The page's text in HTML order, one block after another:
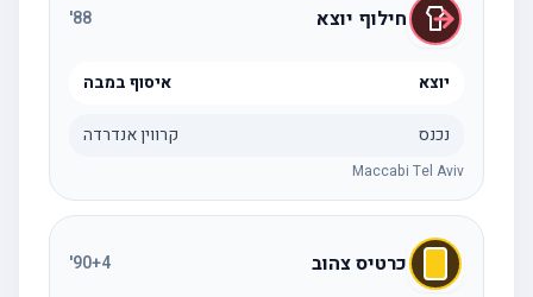
חילוף יוצא 88
'
יוצא איסוף במבה
נכנס קרווין אנדרדה
Maccabi Tel Aviv
כרטיס צהוב 90+4
'